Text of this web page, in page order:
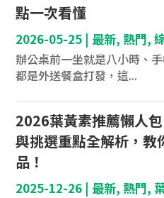
點一次看懂
2026-05-25 | 最新, 熱門,
辦公桌前一坐就是八小時、
都是外送餐盒打發，這...
2026葉黃素推薦懶人
與挑選重點全解析，教
品！
2025-12-26 | 最新, 熱門,